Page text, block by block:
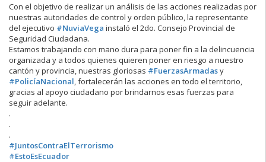
Con el objetivo de realizar un análisis de las acciones realizadas por
nuestras autoridades de control y orden público, la representante
del ejecutivo #NuviaVega instaló el 2do. Consejo Provincial de
Seguridad Ciudadana.
Estamos trabajando con mano dura para poner fin a la delincuencia
organizada y a todos quienes quieren poner en riesgo a nuestro
cantón y provincia, nuestras gloriosas #FuerzasArmadasy
#PolicíaNacional, fortalecerán las acciones en todo el territorio,
gracias al apoyo ciudadano por brindarnos esas fuerzas para
seguir adelante.
.
.
.
#JuntosContraElTerrorismo
#EstoEsEcuador